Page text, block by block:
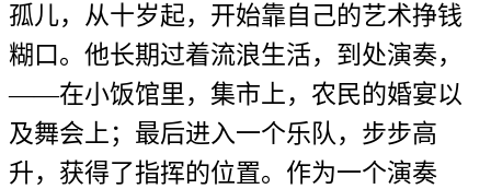
孤儿，从十岁起，开始靠自己的艺术挣钱
糊口。他长期过着流浪生活，到处演奏，
——在小饭馆里，集市上，农民的婚宴以
及舞会上；最后进入一个乐队，步步高
升，获得了指挥的位置。作为一个演奏